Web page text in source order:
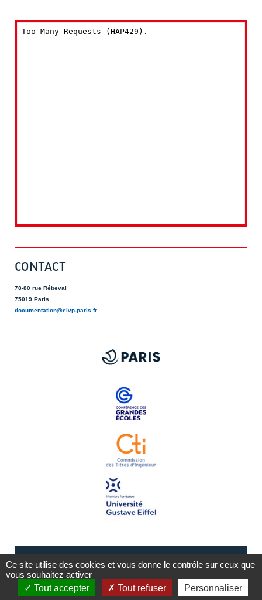
CONTACT
78-80 rue Rébeval
75019 Paris
documentation@eivp-paris.fr
Mentions légales Plan du site
Ce site utilise des cookies et vous donne le contrôle sur ceux que
vous souhaitez activer
Tout accepter
Tout refuser Personnaliser